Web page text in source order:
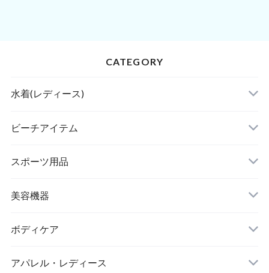
CATEGORY
水着(レディース)
ビキニ
ハイネックビキニ
ビーチアイテム
ビーチサンダル
ヌードブラ
カーディガン・羽織
ステッカー
スポーツ用品
サウナスーツ
スイムウェア
スポーツブラ
美容機器
脱毛器
ボディケア
アパレル・レディース